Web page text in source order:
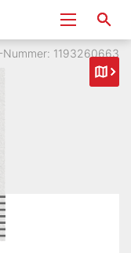
Nummer: 1193260663